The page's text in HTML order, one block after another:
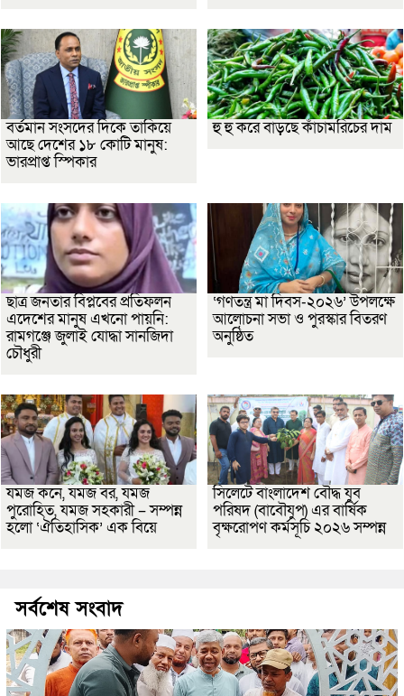
বর্তমান সংসদের দিকে তাকিয়ে
আছে দেশের ১৮ কোটি মানুষ:
ভারপ্রাপ্ত স্পিকার
হু হু করে বাড়ছে কাঁচামরিচের দাম
ছাত্র জনতার বিপ্লবের প্রতিফলন
এদেশের মানুষ এখনো পায়নি:
রামগঞ্জে জুলাই যোদ্ধা সানজিদা
চৌধুরী
‘গণতন্ত্র মা দিবস-২০২৬’ উপলক্ষে
আলোচনা সভা ও পুরস্কার বিতরণ
অনুষ্ঠিত
যমজ কনে, যমজ বর, যমজ
পুরোহিত, যমজ সহকারী – সম্পন্ন
হলো ‘ঐতিহাসিক’ এক বিয়ে
সিলেটে বাংলাদেশ বৌদ্ধ যুব
পরিষদ (বাবৌযুপ) এর বার্ষিক
বৃক্ষরোপণ কর্মসূচি ২০২৬ সম্পন্ন
সর্বশেষ সংবাদ